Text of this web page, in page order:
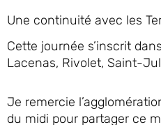
Une continuité avec les
Cette journée s’inscrit
Lacenas, Rivolet, Saint-
Je remercie
du midi pour partager ce